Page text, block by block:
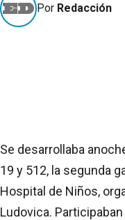
Por Redacción
Se desarrollaba
19 y 512, la segunda
Hospital de Niños,
Ludovica.